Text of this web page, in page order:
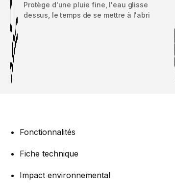
Protège d'une pluie fine, l'eau glisse
dessus, le temps de se mettre à l'abri
Fonctionnalités
Fiche technique
Impact environnemental